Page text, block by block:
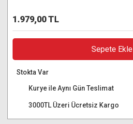
1.979,00 TL
Sepete Ekle
Stokta Var
Kurye ile Aynı Gün Teslimat
3000TL Üzeri Ücretsiz Kargo